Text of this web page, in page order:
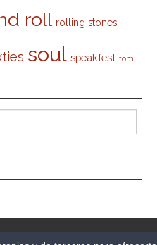
roll rolling stones
soul speakfest tom
LOS DERECHOS